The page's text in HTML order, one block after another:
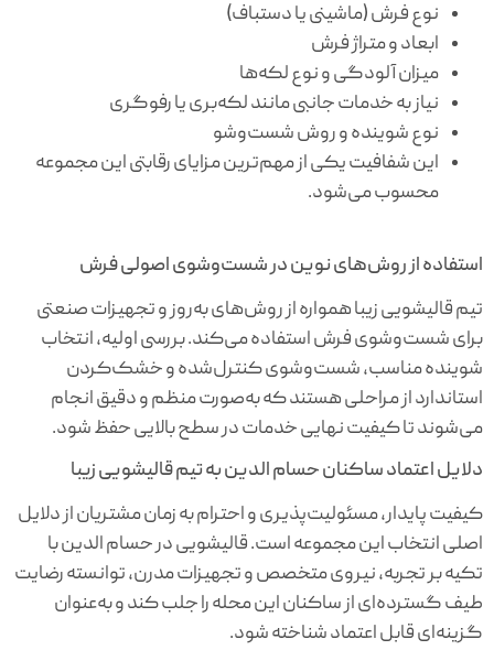
نوع فرش (ماشینی یا دستباف)
ابعاد و متراژ فرش
میزان آلودگی و نوع لکه‌ها
نیاز به خدمات جانبی مانند لکه‌بری یا رفوگری
نوع شوینده و روش شست‌وشو
این شفافیت یکی از مهم‌ترین مزایای رقابتی این مجموعه
محسوب می‌شود.
استفاده از روش‌های نوین در شست‌وشوی اصولی فرش
تیم قالیشویی زیبا همواره از روش‌های به‌روز و تجهیزات صنعتی
برای شست‌وشوی فرش استفاده می‌کند. بررسی اولیه، انتخاب
شوینده مناسب، شست‌وشوی کنترل‌شده و خشک‌کردن
استاندارد از مراحلی هستند که به‌صورت منظم و دقیق انجام
می‌شوند تا کیفیت نهایی خدمات در سطح بالایی حفظ شود.
دلایل اعتماد ساکنان حسام‌ الدین به تیم قالیشویی زیبا
کیفیت پایدار، مسئولیت‌پذیری و احترام به زمان مشتریان از دلایل
اصلی انتخاب این مجموعه است. قالیشویی در حسام الدین با
تکیه بر تجربه، نیروی متخصص و تجهیزات مدرن، توانسته رضایت
طیف گسترده‌ای از ساکنان این محله را جلب کند و به‌عنوان
گزینه‌ای قابل اعتماد شناخته شود.